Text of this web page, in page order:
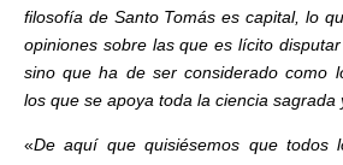
filosofía de Santo Tomás es capital, lo
opiniones sobre las que es lícito
sino que ha de ser considerado como
los que se apoya toda la ciencia sagrada
«De aquí que quisiésemos que todos